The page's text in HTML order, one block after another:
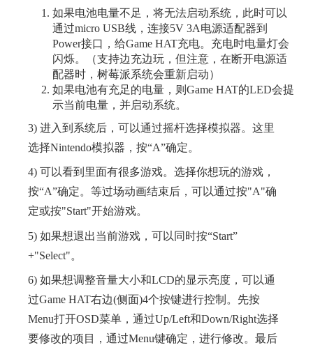
如果电池电量不足，将无法启动系统，此时可以
通过micro USB线，连接5V 3A电源适配器到
Power接口，给Game HAT充电。充电时电量灯会
闪烁。（支持边充边玩，但注意，在断开电源适
配器时，树莓派系统会重新启动）
如果电池有充足的电量，则Game HAT的LED会提
示当前电量，并启动系统。
3) 进入到系统后，可以通过摇杆选择模拟器。这里
选择Nintendo模拟器，按“A”确定。
4) 可以看到里面有很多游戏。选择你想玩的游戏，
按“A”确定。等过场动画结束后，可以通过按"A"确
定或按"Start"开始游戏。
5) 如果想退出当前游戏，可以同时按“Start”
+"Select"。
6) 如果想调整音量大小和LCD的显示亮度，可以通
过Game HAT右边(侧面)4个按键进行控制。先按
Menu打开OSD菜单，通过Up/Left和Down/Right选择
要修改的项目，通过Menu键确定，进行修改。最后